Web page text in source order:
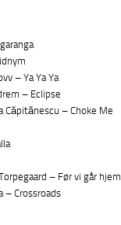
– Ya Ya Ya
– Eclipse
Căpitănescu – Choke Me
– Før vi går hjem
– Crossroads